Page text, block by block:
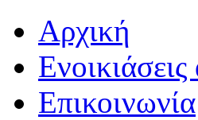
Αρχική
Επικοινωνία